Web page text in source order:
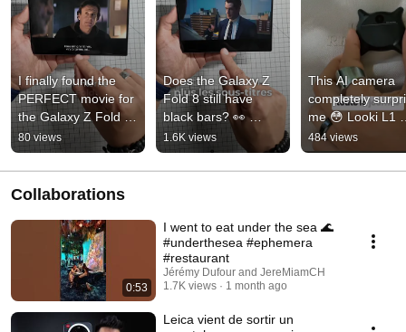
I finally found the
PERFECT movie for
the Galaxy Z Fold 8
👀 #zfold8
#samsung
80 views
Does the Galaxy Z
Fold 8 still have
black bars? 👀
#zfold8 #samsung
1.6K views
This AI camera
completely
me 😳 Looki L1
#LookiL1 #looki
484 views
Collaborations
0:53
I went to eat under the sea 🌊
#underthesea #ephemera
#restaurant
Jérémy Dufour and JereMiamCH
1.7K views
1 month ago
Leica vient de sortir un